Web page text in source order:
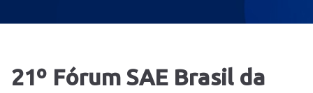
21º Fórum SAE Brasil da